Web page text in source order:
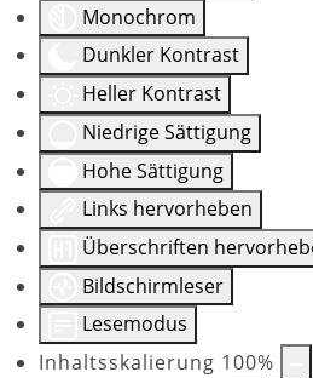
Monochrom
Dunkler Kontrast
Heller Kontrast
Niedrige Sättigung
Hohe Sättigung
Links hervorheben
Überschriften
Bildschirmleser
Lesemodus
Inhaltsskalierung 100%